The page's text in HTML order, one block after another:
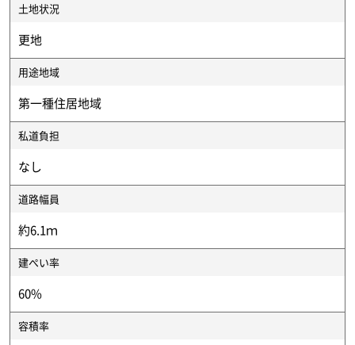
土地状況
更地
用途地域
第一種住居地域
私道負担
なし
道路幅員
約6.1ｍ
建ぺい率
60%
容積率